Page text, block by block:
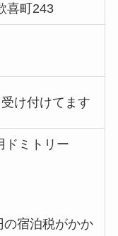
喜町243
け付けてます
ドミトリー
宿泊税がかか